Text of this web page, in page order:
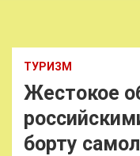
ТУРИЗМ
Жестокое
борту